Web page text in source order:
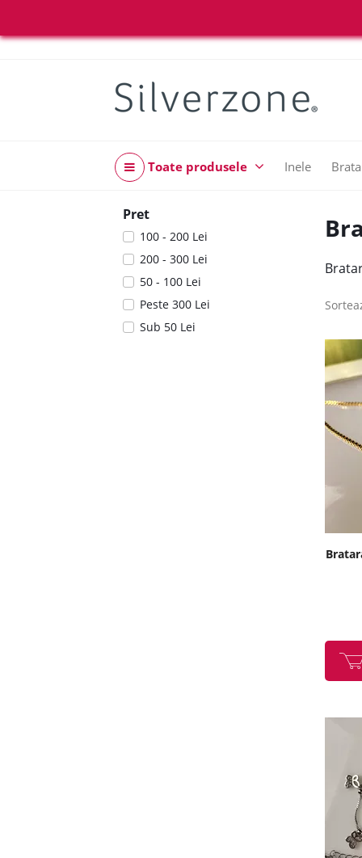
Toate produsele Inele
Pret
100 - 200 Lei
200 - 300 Lei
50 - 100 Lei
Peste 300 Lei
Sub 50 Lei